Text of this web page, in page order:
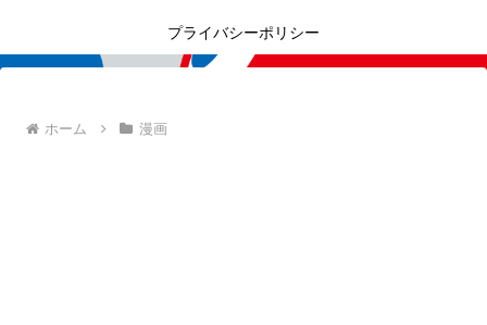
プライバシーポリシー
ホーム 漫画